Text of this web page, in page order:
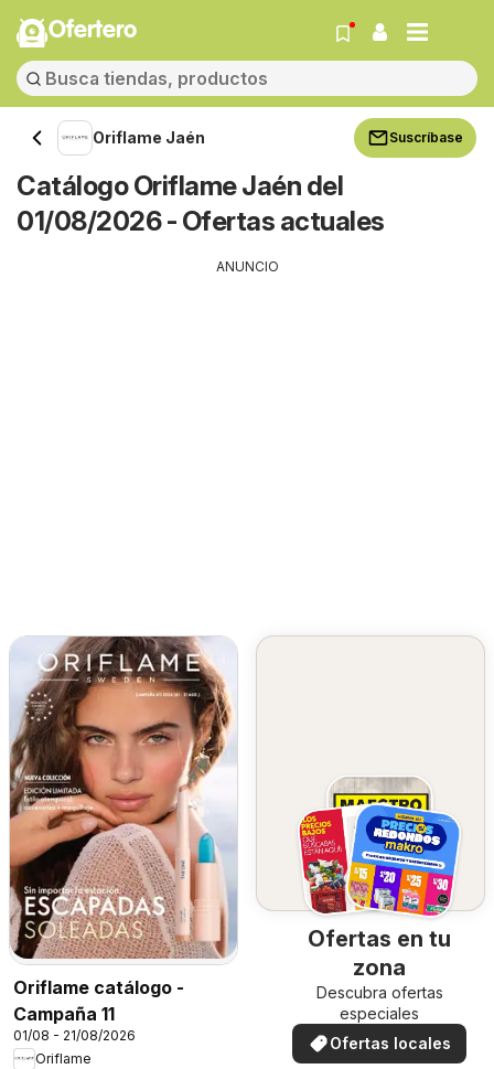
Ofertero
Oriflame Jaén Suscríbase
Catálogo Oriflame Jaén del
01/08/2026 - Ofertas actuales
ANUNCIO
Oriflame catálogo -
Campaña 11
01/08 - 21/08/2026
Oriflame
Ofertas en tu
zona
Descubra ofertas
especiales
Ofertas locales